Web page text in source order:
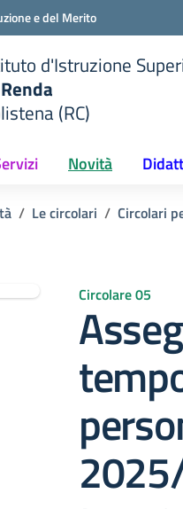
e del Merito
d'Istruzione
(RC)
Novità
Le circolari Circolari
Circolare 05